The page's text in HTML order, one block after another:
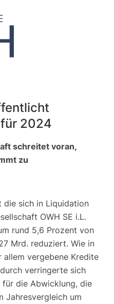
2024
schreitet voran,
zu
die sich in Liquidation
OWH SE i.L.
rund 5,6 Prozent von
Mrd. reduziert. Wie in
vergebene Kredite
verringerte sich
die Abwicklung, die
Jahresvergleich um